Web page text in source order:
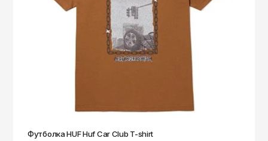
Футболка HUF Huf Car Club T-shirt